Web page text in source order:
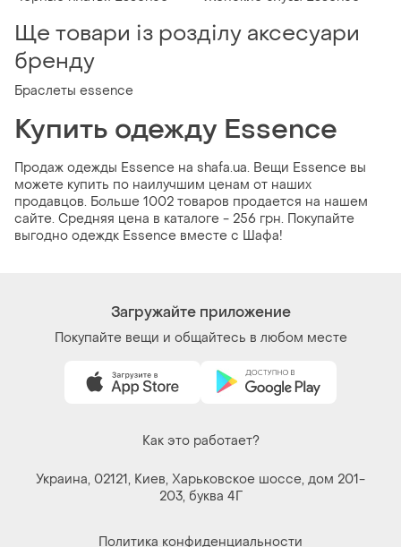
Ще товари із розділу аксесуари
бренду
Браслеты essence
Купить одежду Essence
Продаж одежды Essence на shafa.ua. Вещи Essence вы
можете купить по наилучшим ценам от наших
продавцов. Больше 1002 товаров продается на нашем
сайте. Средняя цена в каталоге - 256 грн. Покупайте
выгодно одеждк Essence вместе с Шафа!
Загружайте приложение
Покупайте вещи и общайтесь в любом месте
Как это работает?
Украина, 02121, Киев, Харьковское шоссе, дом 201-
203, буква 4Г
Политика конфиденциальности